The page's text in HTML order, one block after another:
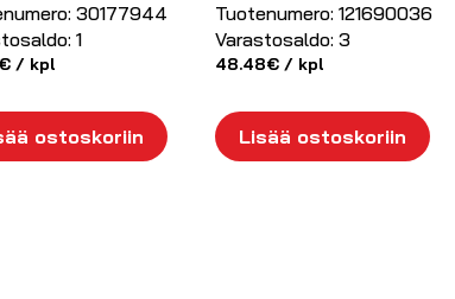
30177944
1
€ / kpl
ostoskoriin
Tuotenumero: 121690036
Varastosaldo: 3
48.48€ / kpl
Lisää ostoskoriin